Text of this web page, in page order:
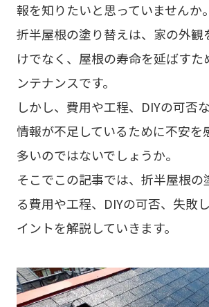
報を知りたいと思っていませんか。
折半屋根の塗り替えは、家の外観
けでなく、屋根の寿命を延ばすた
ンテナンスです。
しかし、費用や工程、DIYの可否
情報が不足しているために不安を
多いのではないでしょうか。
そこでこの記事では、折半屋根の
る費用や工程、DIYの可否、失敗
イントを解説していきます。